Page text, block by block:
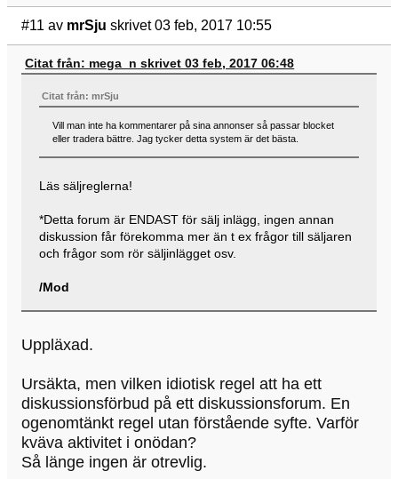
#11 av mrSju skrivet 03 feb, 2017 10:55
Citat från: mega_n skrivet 03 feb, 2017 06:48
Citat från: mrSju
Vill man inte ha kommentarer på sina annonser så passar blocket
eller tradera bättre. Jag tycker detta system är det bästa.
Läs säljreglerna!
*Detta forum är ENDAST för sälj inlägg, ingen annan
diskussion får förekomma mer än t ex frågor till säljaren
och frågor som rör säljinlägget osv.
/Mod
Uppläxad.
Ursäkta, men vilken idiotisk regel att ha ett
diskussionsförbud på ett diskussionsforum. En
ogenomtänkt regel utan förstående syfte. Varför
kväva aktivitet i onödan?
Så länge ingen är otrevlig.